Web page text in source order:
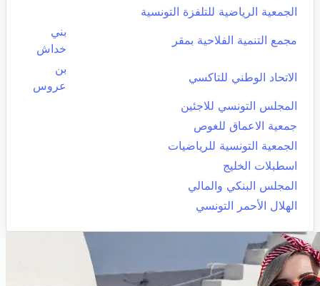
الجمعية الرياضية للتلفزة التونسية
مجمع التنمية الفلاحية بمقر
بني
خداش
الاتحاد الوطني للتاكسي
بن
عروس
المجلس التونسي للاجئين
جمعية الاعماق للغوص
الجمعية التونسية للرياضيات
اسطبلات الخليج
المجلس البنكي والمالي
الهلال الأحمر التونسي